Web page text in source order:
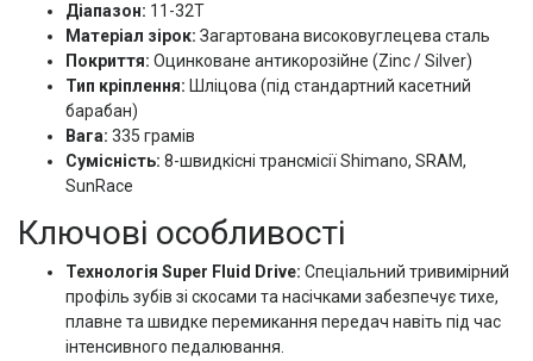
Діапазон: 11-32T
Матеріал зірок: Загартована високовуглецева сталь
Покриття: Оцинковане антикорозійне (Zinc / Silver)
Тип кріплення: Шліцова (під стандартний касетний
барабан)
Вага: 335 грамів
Сумісність: 8-швидкісні трансмісії Shimano, SRAM,
SunRace
Ключові особливості
Технологія Super Fluid Drive: Спеціальний тривимірний
профіль зубів зі скосами та насічками забезпечує тихе,
плавне та швидке перемикання передач навіть під час
інтенсивного педалювання.